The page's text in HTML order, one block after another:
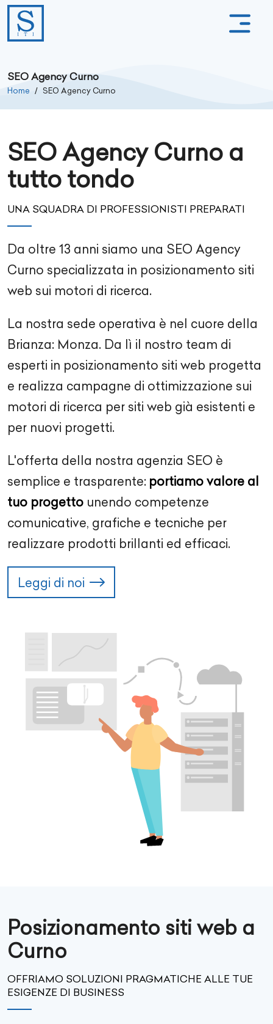
SEO Agency Curno
Home SEO Agency Curno
SEO Agency Curno a
tutto tondo
UNA SQUADRA DI PROFESSIONISTI PREPARATI
Da oltre 13 anni siamo una SEO Agency
Curno specializzata in posizionamento siti
web sui motori di ricerca.
La nostra sede operativa è nel cuore della
Brianza: Monza. Da lì il nostro team di
esperti in posizionamento siti web progetta
e realizza campagne di ottimizzazione sui
motori di ricerca per siti web già esistenti e
per nuovi progetti.
L'offerta della nostra agenzia SEO è
semplice e trasparente: portiamo valore al
tuo progetto unendo competenze
comunicative, grafiche e tecniche per
realizzare prodotti brillanti ed efficaci.
Leggi di noi
Posizionamento siti web a
Curno
OFFRIAMO SOLUZIONI PRAGMATICHE ALLE TUE
ESIGENZE DI BUSINESS